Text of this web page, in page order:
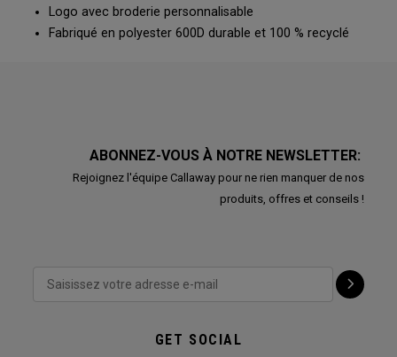
Logo avec broderie personnalisable
Fabriqué en polyester 600D durable et 100 % recyclé
ABONNEZ-VOUS À NOTRE NEWSLETTER:
Rejoignez l'équipe Callaway pour ne rien manquer de nos
produits, offres et conseils !
GET SOCIAL